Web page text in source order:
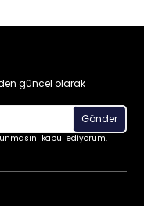
güncel olarak
Gönder
kabul ediyorum.